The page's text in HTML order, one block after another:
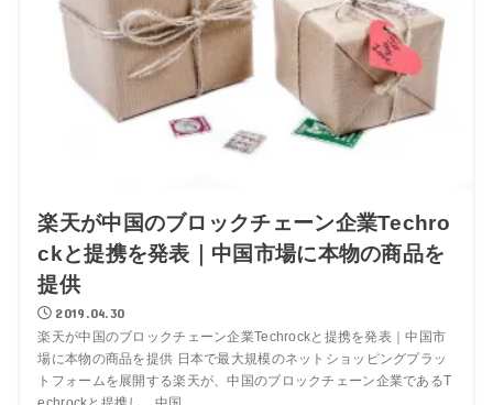
楽天が中国のブロックチェーン企業Techro
ckと提携を発表｜中国市場に本物の商品を
提供
2019.04.30
楽天が中国のブロックチェーン企業Techrockと提携を発表｜中国市
場に本物の商品を提供 日本で最大規模のネットショッピングプラッ
トフォームを展開する楽天が、中国のブロックチェーン企業であるT